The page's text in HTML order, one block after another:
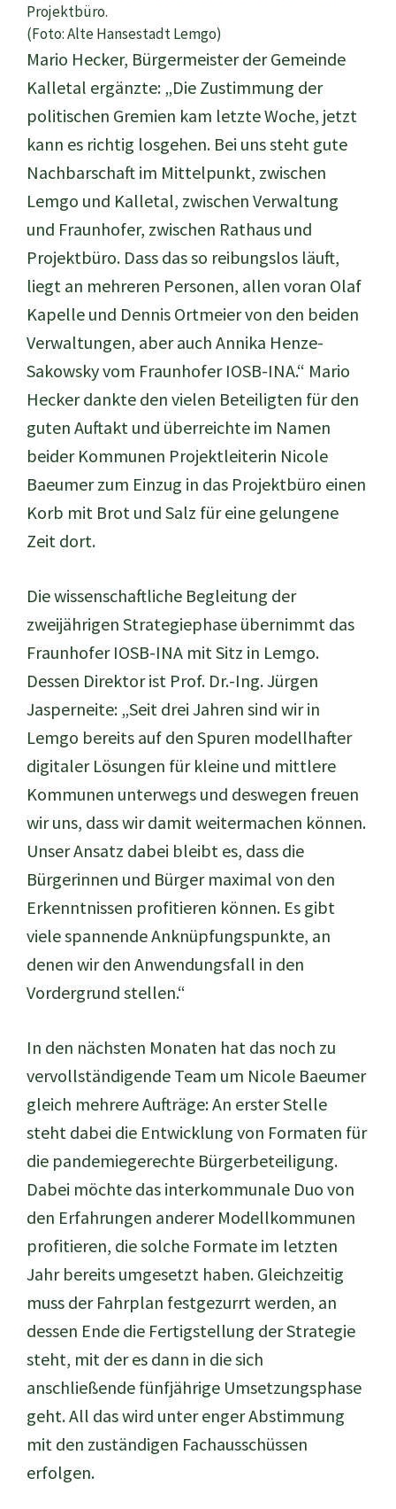
Projektbüro.
(Foto: Alte Hansestadt Lemgo)
Mario Hecker, Bürgermeister der Gemeinde
Kalletal ergänzte: „Die Zustimmung der
politischen Gremien kam letzte Woche, jetzt
kann es richtig losgehen. Bei uns steht gute
Nachbarschaft im Mittelpunkt, zwischen
Lemgo und Kalletal, zwischen Verwaltung
und Fraunhofer, zwischen Rathaus und
Projektbüro. Dass das so reibungslos läuft,
liegt an mehreren Personen, allen voran Olaf
Kapelle und Dennis Ortmeier von den beiden
Verwaltungen, aber auch Annika Henze-
Sakowsky vom Fraunhofer IOSB-INA.“ Mario
Hecker dankte den vielen Beteiligten für den
guten Auftakt und überreichte im Namen
beider Kommunen Projektleiterin Nicole
Baeumer zum Einzug in das Projektbüro einen
Korb mit Brot und Salz für eine gelungene
Zeit dort.
Die wissenschaftliche Begleitung der
zweijährigen Strategiephase übernimmt das
Fraunhofer IOSB-INA mit Sitz in Lemgo.
Dessen Direktor ist Prof. Dr.-Ing. Jürgen
Jasperneite: „Seit drei Jahren sind wir in
Lemgo bereits auf den Spuren modellhafter
digitaler Lösungen für kleine und mittlere
Kommunen unterwegs und deswegen freuen
wir uns, dass wir damit weitermachen können.
Unser Ansatz dabei bleibt es, dass die
Bürgerinnen und Bürger maximal von den
Erkenntnissen profitieren können. Es gibt
viele spannende Anknüpfungspunkte, an
denen wir den Anwendungsfall in den
Vordergrund stellen.“
In den nächsten Monaten hat das noch zu
vervollständigende Team um Nicole Baeumer
gleich mehrere Aufträge: An erster Stelle
steht dabei die Entwicklung von Formaten für
die pandemiegerechte Bürgerbeteiligung.
Dabei möchte das interkommunale Duo von
den Erfahrungen anderer Modellkommunen
profitieren, die solche Formate im letzten
Jahr bereits umgesetzt haben. Gleichzeitig
muss der Fahrplan festgezurrt werden, an
dessen Ende die Fertigstellung der Strategie
steht, mit der es dann in die sich
anschließende fünfjährige Umsetzungsphase
geht. All das wird unter enger Abstimmung
mit den zuständigen Fachausschüssen
erfolgen.